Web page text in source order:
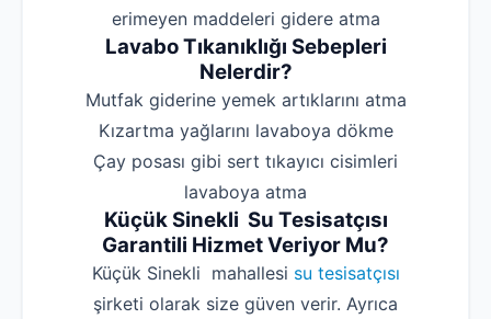
erimeyen maddeleri gidere atma
Lavabo Tıkanıklığı Sebepleri
Nelerdir?
‌Mutfak giderine yemek artıklarını atma
‌Kızartma yağlarını lavaboya dökme
‌Çay posası gibi sert tıkayıcı cisimleri
lavaboya atma
Küçük Sinekli Su Tesisatçısı
Garantili Hizmet Veriyor Mu?
Küçük Sinekli mahallesi su tesisatçısı
şirketi olarak size güven verir. Ayrıca